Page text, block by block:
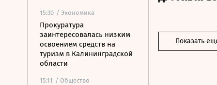
15:30 / Экономика
Прокуратура
заинтересовалась низким
освоением средств на
туризм в Калининградской
области
15:11 / Общество
Показать